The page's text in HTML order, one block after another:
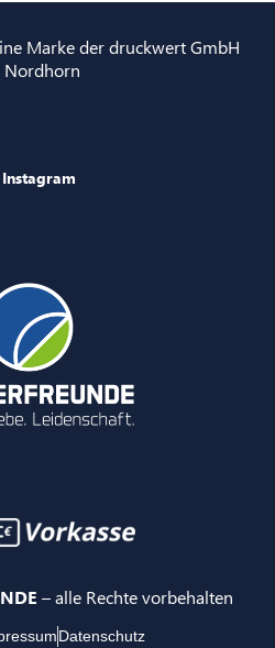
– alle Rechte vorbehalten
Datenschutz
Marke der druckwert GmbH
Nordhorn